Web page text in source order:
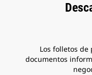
Los folletos
documentos